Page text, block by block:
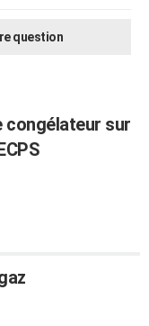
question
congélateur sur